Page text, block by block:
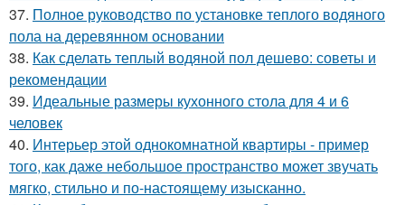
37. Полное руководство по установке теплого водяного
пола на деревянном основании
38. Как сделать теплый водяной пол дешево: советы и
рекомендации
39. Идеальные размеры кухонного стола для 4 и 6
человек
40. Интерьер этой однокомнатной квартиры - пример
того, как даже небольшое пространство может звучать
мягко, стильно и по-настоящему изысканно.